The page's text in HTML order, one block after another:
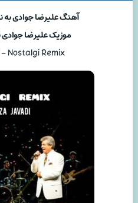
آهنگ علیرضا جوادی به
موزیک علیرضا
Nostalgi Remix